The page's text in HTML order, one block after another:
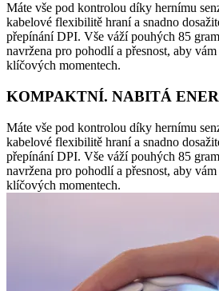
Máte vše pod kontrolou díky hernímu
kabelové flexibilitě hraní a snadno
přepínání DPI. Vše váží pouhých 85
navržena pro pohodlí a přesnost, aby
klíčových momentech.
KOMPAKTNÍ. NABITÁ
Máte vše pod kontrolou díky hernímu
kabelové flexibilitě hraní a snadno
přepínání DPI. Vše váží pouhých 85
navržena pro pohodlí a přesnost, aby
klíčových momentech.